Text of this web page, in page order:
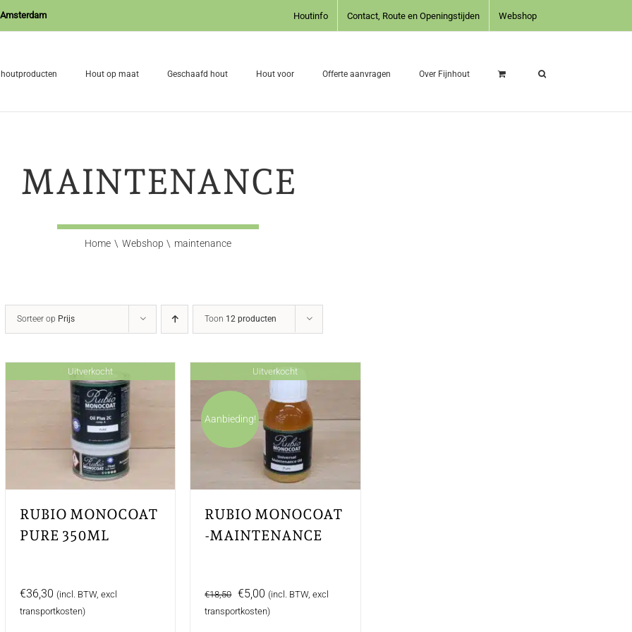
Houtinfo Contact, Route en Openingstijden Webshop
Hout op maat Geschaafd hout Hout voor Offerte aanvragen Over Fijnhout
MAINTENANCE
Home Webshop maintenance
Sorteer op Prijs Toon 12 producten
Uitverkocht
RUBIO MONOCOAT
PURE 350ML
€36,30 (incl. BTW, excl
transportkosten)
Uitverkocht
Aanbieding!
RUBIO MONOCOAT
-MAINTENANCE
€18,50 Oorspronkelijke
prijs
€5,00 Huidige
prijs
(incl. BTW, excl
transportkosten)